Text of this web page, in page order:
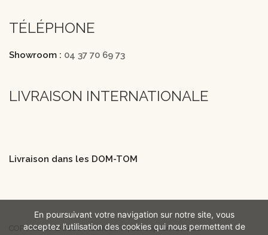
TÉLÉPHONE
Showroom : 04 37 70 69 73
LIVRAISON INTERNATIONALE
Livraison dans les DOM-TOM
COPYRIGHT © 2026 MOBICOIFF | Conception iOnweb
En poursuivant votre navigation sur notre site, vous
acceptez l’utilisation des cookies qui nous permettent de